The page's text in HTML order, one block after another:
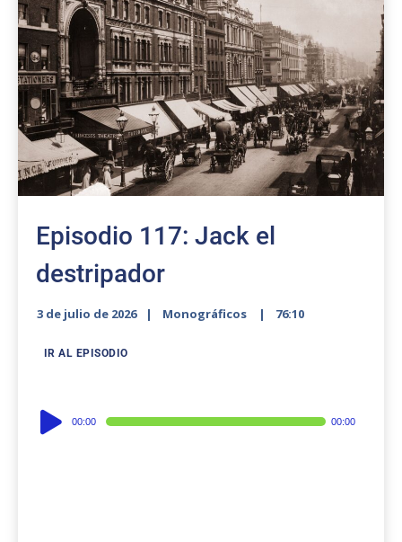
Episodio 117: Jack el
destripador
3 de julio de 2026 Monográficos 76:10
IR AL EPISODIO
Audio
Player
00:00 00:00